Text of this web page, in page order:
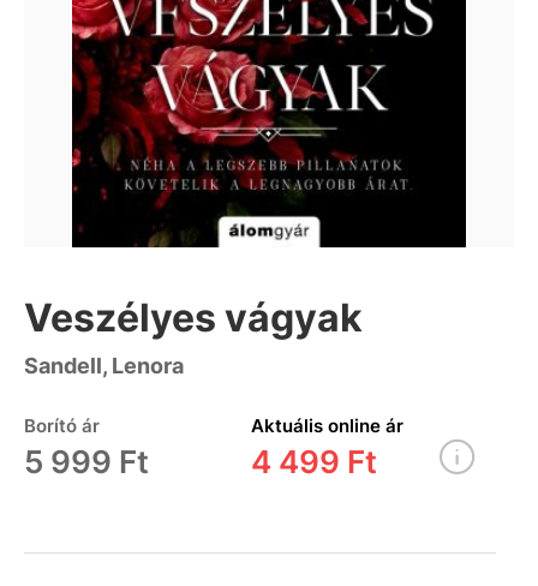
Veszélyes vágyak
Sandell, Lenora
Borító ár
5 999 Ft
Aktuális online ár
4 499 Ft